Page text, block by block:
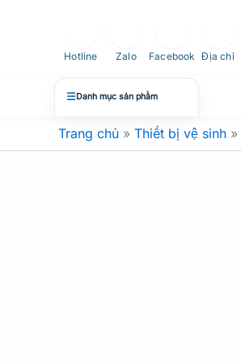
☰ Danh mục sản phẩm
Hotline Zalo Facebook Địa chỉ
Trang chủ » Thiết bị vệ sinh »